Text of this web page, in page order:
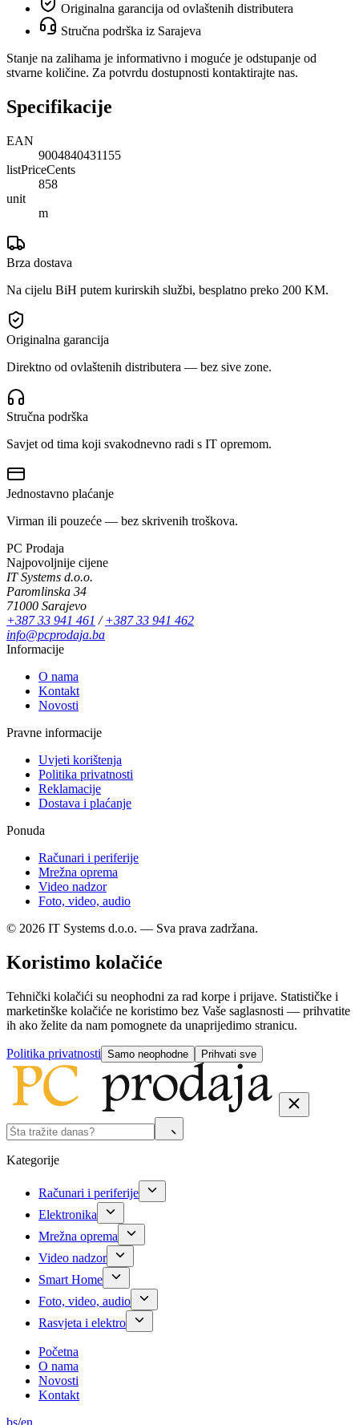
Originalna garancija od ovlaštenih distributera
Stručna podrška iz Sarajeva
Stanje na zalihama je informativno i moguće je odstupanje od
stvarne količine. Za potvrdu dostupnosti kontaktirajte nas.
Specifikacije
EAN
9004840431155
listPriceCents
858
unit
m
Brza dostava
Na cijelu BiH putem kurirskih službi, besplatno preko 200 KM.
Originalna garancija
Direktno od ovlaštenih distributera — bez sive zone.
Stručna podrška
Savjet od tima koji svakodnevno radi s IT opremom.
Jednostavno plaćanje
Virman ili pouzeće — bez skrivenih troškova.
PC Prodaja
Najpovoljnije cijene
IT Systems d.o.o.
Paromlinska 34
71000 Sarajevo
+387 33 941 461 /+387 33 941 462
info@pcprodaja.ba
Informacije
O nama
Kontakt
Novosti
Pravne informacije
Uvjeti korištenja
Politika privatnosti
Reklamacije
Dostava i plaćanje
Ponuda
Računari i periferije
Mrežna oprema
Video nadzor
Foto, video, audio
© 2026 IT Systems d.o.o. — Sva prava zadržana.
Koristimo kolačiće
Tehnički kolačići su neophodni za rad korpe i prijave. Statističke i
marketinške kolačiće ne koristimo bez Vaše saglasnosti — prihvatite
ih ako želite da nam pomognete da unaprijedimo stranicu.
Politika privatnosti Samo neophodne Prihvati sve
Kategorije
Računari i periferije
Elektronika
Mrežna oprema
Video nadzor
Smart Home
Foto, video, audio
Rasvjeta i elektro
Početna
O nama
Novosti
Kontakt
bs/en